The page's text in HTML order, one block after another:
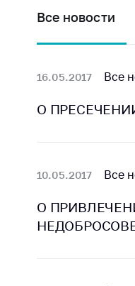
совет
Все новости
16.05.2017 Все
О
10.05.2017 Все
О